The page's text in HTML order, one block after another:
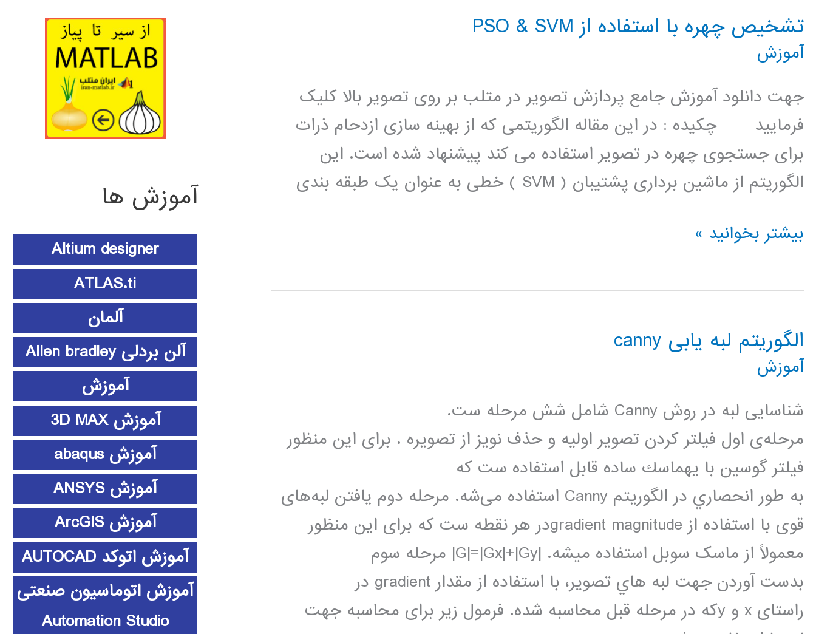
تشخیص چهره با استفاده از PSO & SVM
آموزش
جهت دانلود آموزش جامع پردازش تصویر در متلب بر روی تصویر بالا کلیک
فرمایید چکیده : در این مقاله الگوریتمی که از بهینه سازی ازدحام ذرات
برای جستجوی چهره در تصویر استفاده می کند پیشنهاد شده است. این
الگوریتم از ماشین برداری پشتیبان ( SVM ) خطی به عنوان یک طبقه بندی
تشخیص
با
از
PSO
&
SVM
بیشتر بخوانید »
الگوریتم لبه یابی canny
آموزش
شناسایی لبه در روش Canny شامل شش مرحله ست.
مرحله‌ی اول فيلتر كردن تصوير اوليه و حذف نويز از تصويره . برای این منظور
فيلتر گوسين با يهماسك ساده قابل استفاده ست که
به طور انحصاري در الگوريتم Canny استفاده می‌شه. مرحله دوم یافتن لبه‌های
قوی با استفاده از gradient magnitudeدر هر نقطه ست که برای این منظور
معمولاً از ماسک سوبل استفاده میشه. |G|=|Gx|+|Gy| مرحله سوم
بدست آوردن جهت لبه هاي تصوير، با استفاده از مقدار gradient در
راستای x و yکه در مرحله قبل محاسبه شده. فرمول زیر برای محاسبه جهت
آموزش ها
Altium designer
ATLAS.ti
آلمان
آلن بردلی Allen bradley
آموزش
آموزش 3D MAX
آموزش abaqus
آموزش ANSYS
آموزش ArcGIS
آموزش اتوکد AUTOCAD
آموزش اتوماسیون صنعتی
Automation Studio